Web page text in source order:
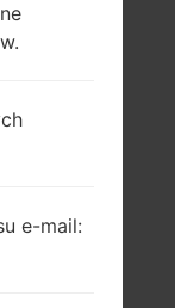
e-mail: